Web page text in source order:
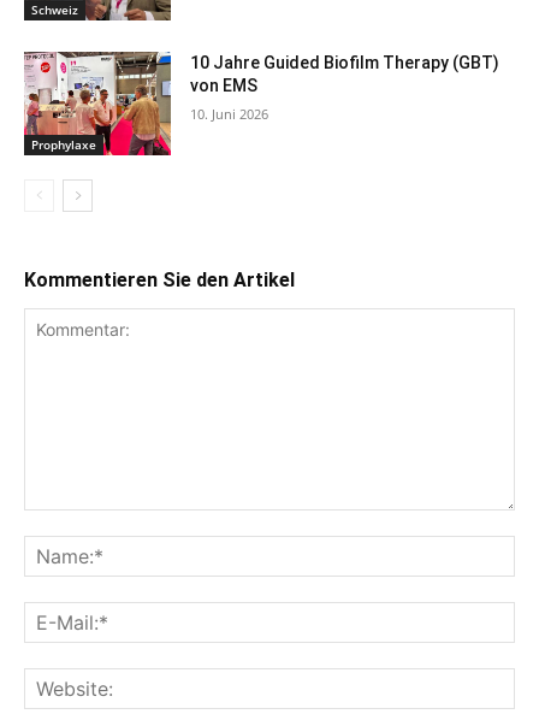
Schweiz
Prophylaxe
10 Jahre Guided Biofilm Therapy (GBT)
von EMS
10. Juni 2026
Kommentieren Sie den Artikel